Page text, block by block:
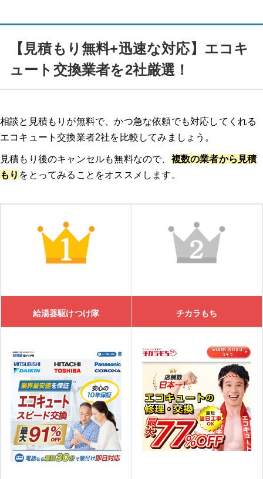
【見積もり無料+迅速な対応】エコキ
ュート交換業者を2社厳選！
相談と見積もりが無料で、かつ急な依頼でも対応してくれる
エコキュート交換業者2社を比較してみましょう。
見積もり後のキャンセルも無料なので、 複数の業者から見積
もり をとってみることをオススメします。
給湯器駆けつけ隊 チカラもち